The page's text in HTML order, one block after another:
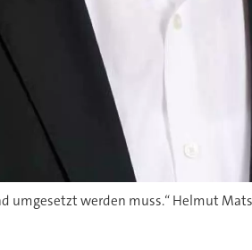
werden muss.“ Helmut